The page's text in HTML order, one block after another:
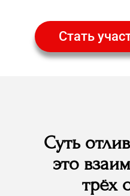
Стать
Суть
это
трёх